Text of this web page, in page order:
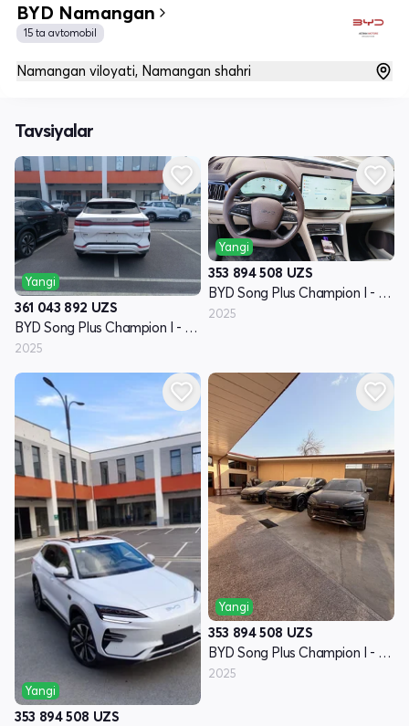
BYD Namangan
15 ta avtomobil
Namangan viloyati, Namangan shahri
Tavsiyalar
Yangi
361 043 892 UZS
BYD Song Plus Champion I - avlod
2025
Yangi
353 894 508 UZS
BYD Song Plus Champion I - avlod
2025
Yangi
353 894 508 UZS
Yangi
353 894 508 UZS
BYD Song Plus Champion I - avlod
2025